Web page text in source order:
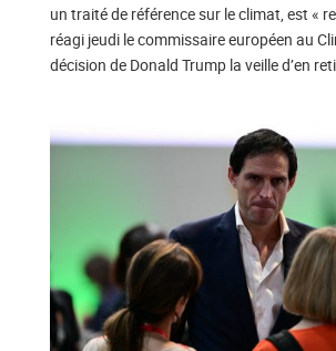
un traité de référence sur le climat, est «
réagi jeudi le commissaire européen au
décision de Donald Trump la veille d’en